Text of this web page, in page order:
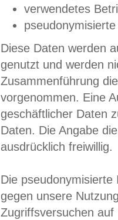
verwendetes
Diese Daten werden
genutzt und werden
Zusammenführung
vorgenommen. Eine
geschäftlicher Daten
Daten. Die Angabe
ausdrücklich freiwillig.
Die
gegen unsere
Zugriffsversuchen